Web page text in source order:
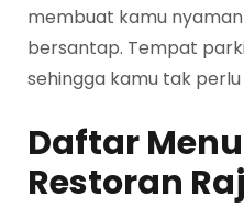
membuat kamu
bersantap. Tempat
sehingga kamu tak
Daftar
Restoran